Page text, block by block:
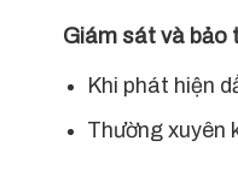
Giám sát và bảo
Khi phát hiện
Thường xuyên